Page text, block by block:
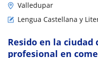
Valledupar
Lengua Castellana y
Resido en la ciudad
profesional en